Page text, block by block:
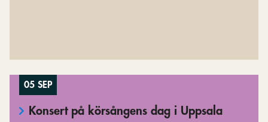
05 SEP
Konsert på körsångens dag i Uppsala